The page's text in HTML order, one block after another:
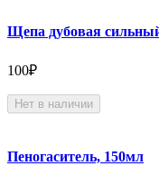
Щепа дубовая
100₽
Нет в наличии
Пеногаситель, 150мл